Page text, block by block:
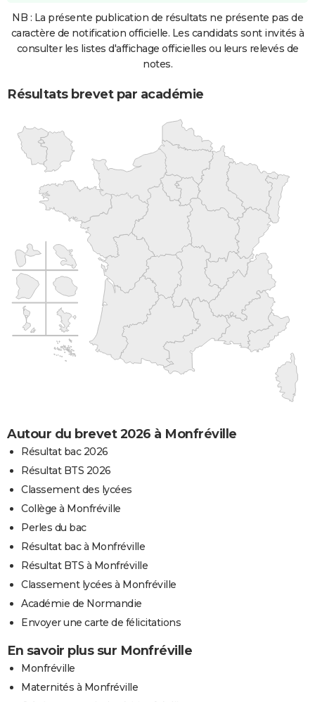
NB : La présente publication de résultats ne présente pas de
caractère de notification officielle. Les candidats sont invités à
consulter les listes d'affichage officielles ou leurs relevés de
notes.
Résultats brevet par académie
Autour du brevet 2026 à Monfréville
Résultat bac 2026
Résultat BTS 2026
Classement des lycées
Collège à Monfréville
Perles du bac
Résultat bac à Monfréville
Résultat BTS à Monfréville
Classement lycées à Monfréville
Académie de Normandie
Envoyer une carte de félicitations
En savoir plus sur Monfréville
Monfréville
Maternités à Monfréville